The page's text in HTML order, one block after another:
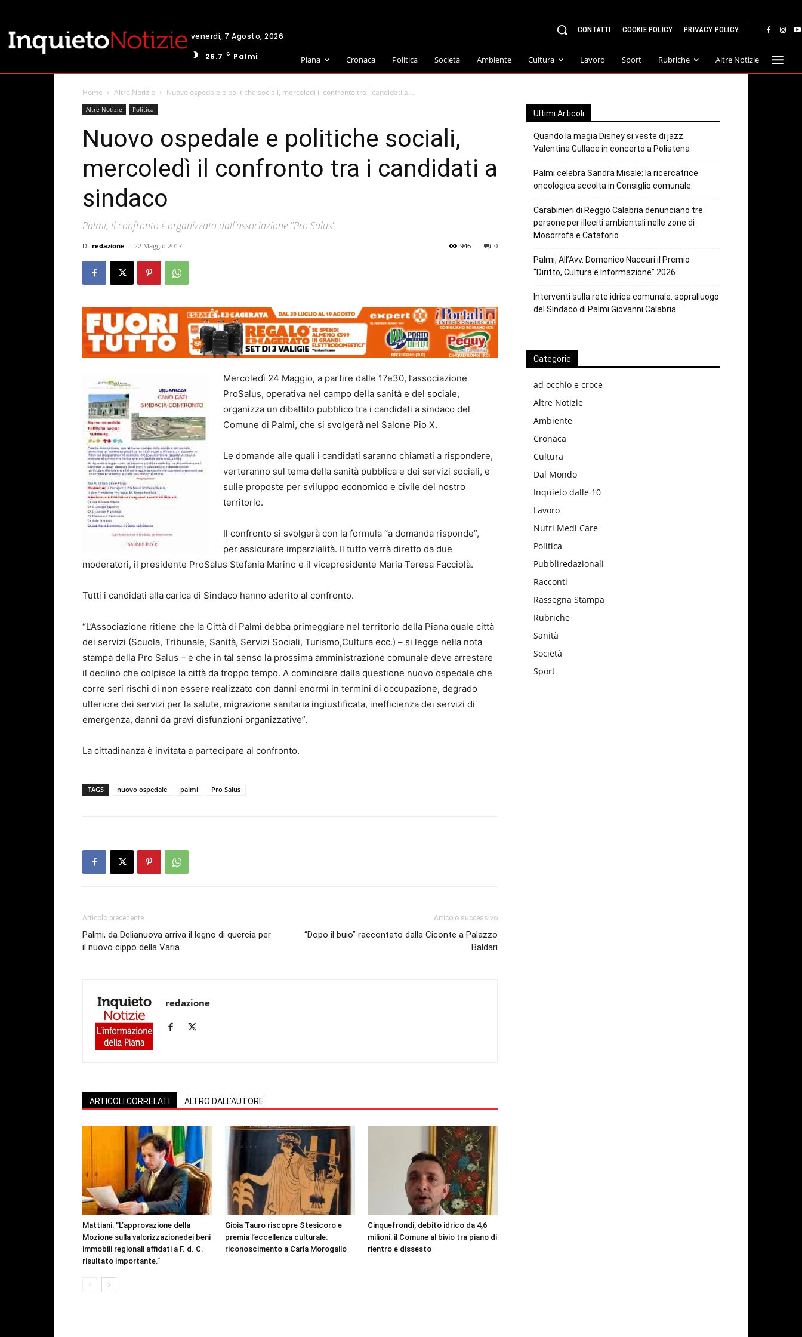
venerdì, 7 Agosto, 2026
26.7
C Palmi
CONTATTI COOKIE POLICY PRIVACY POLICY
Piana Cronaca Politica Società Ambiente Cultura Lavoro Sport Rubriche Altre Notizie
Home Altre Notizie Nuovo ospedale e politiche sociali, mercoledì il confronto tra i candidati a...
Altre Notizie Politica
Nuovo ospedale e politiche sociali,
mercoledì il confronto tra i candidati a
sindaco
Palmi, il confronto è organizzato dall'associazione "Pro Salus"
Di redazione - 22 Maggio 2017 0
946
Mercoledì 24 Maggio, a partire dalle 17e30, l’associazione
ProSalus, operativa nel campo della sanità e del sociale,
organizza un dibattito pubblico tra i candidati a sindaco del
Comune di Palmi, che si svolgerà nel Salone Pio X.
Le domande alle quali i candidati saranno chiamati a rispondere,
verteranno sul tema della sanità pubblica e dei servizi sociali, e
sulle proposte per sviluppo economico e civile del nostro
territorio.
Il confronto si svolgerà con la formula “a domanda risponde”,
per assicurare imparzialità. Il tutto verrà diretto da due
moderatori, il presidente ProSalus Stefania Marino e il vicepresidente Maria Teresa Facciolà.
Tutti i candidati alla carica di Sindaco hanno aderito al confronto.
“L’Associazione ritiene che la Città di Palmi debba primeggiare nel territorio della Piana quale città
dei servizi (Scuola, Tribunale, Sanità, Servizi Sociali, Turismo,Cultura ecc.) – si legge nella nota
stampa della Pro Salus – e che in tal senso la prossima amministrazione comunale deve arrestare
il declino che colpisce la città da troppo tempo. A cominciare dalla questione nuovo ospedale che
corre seri rischi di non essere realizzato con danni enormi in termini di occupazione, degrado
ulteriore dei servizi per la salute, migrazione sanitaria ingiustificata, inefficienza dei servizi di
emergenza, danni da gravi disfunzioni organizzative”.
La cittadinanza è invitata a partecipare al confronto.
TAGS nuovo ospedale palmi Pro Salus
Articolo precedente
Palmi, da Delianuova arriva il legno di quercia per
il nuovo cippo della Varia
Articolo successivo
“Dopo il buio” raccontato dalla Ciconte a Palazzo
Baldari
redazione
ARTICOLI CORRELATI ALTRO DALL'AUTORE
Mattiani: “L’approvazione della
Mozione sulla valorizzazionedei beni
immobili regionali affidati a F. d. C.
risultato importante.”
Gioia Tauro riscopre Stesicoro e
premia l’eccellenza culturale:
riconoscimento a Carla Morogallo
Cinquefrondi, debito idrico da 4,6
milioni: il Comune al bivio tra piano di
rientro e dissesto
Ultimi Articoli
Quando la magia Disney si veste di jazz:
Valentina Gullace in concerto a Polistena
Palmi celebra Sandra Misale: la ricercatrice
oncologica accolta in Consiglio comunale.
Carabinieri di Reggio Calabria denunciano tre
persone per illeciti ambientali nelle zone di
Mosorrofa e Cataforio
Palmi, All’Avv. Domenico Naccari il Premio
“Diritto, Cultura e Informazione” 2026
Interventi sulla rete idrica comunale: sopralluogo
del Sindaco di Palmi Giovanni Calabria
Categorie
ad occhio e croce
Altre Notizie
Ambiente
Cronaca
Cultura
Dal Mondo
Inquieto dalle 10
Lavoro
Nutri Medi Care
Politica
Pubbliredazionali
Racconti
Rassegna Stampa
Rubriche
Sanità
Società
Sport